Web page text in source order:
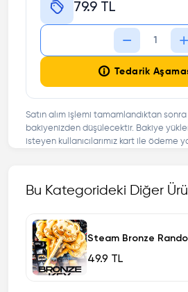
79.9 TL
Tedarik
Satın alım işlemi tamamlandıktan sonra
bakiyenizden düşülecektir. Bakiye
isteyen kullanıcılarımız kart ile ödeme
Bu Kategorideki Diğer
Steam Bronze
49.9 TL